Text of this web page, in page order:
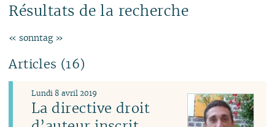
Résultats de la recherche
« sonntag »
Articles (16)
La directive droit
Lundi 8 avril 2019